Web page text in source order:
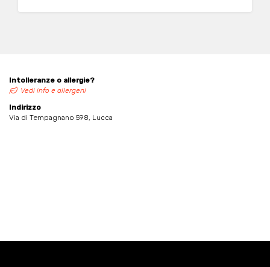
Intolleranze o allergie?
Vedi info e allergeni
Indirizzo
Via di Tempagnano 598, Lucca